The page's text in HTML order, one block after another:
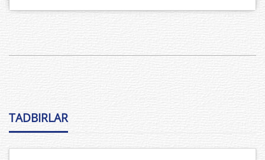
TADBIRLAR